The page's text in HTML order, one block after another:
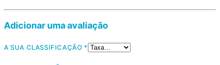
Adicionar uma avaliação
A SUA CLASSIFICAÇÃO *